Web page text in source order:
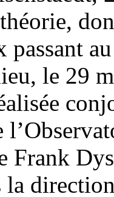
passant
le 29
Frank
la